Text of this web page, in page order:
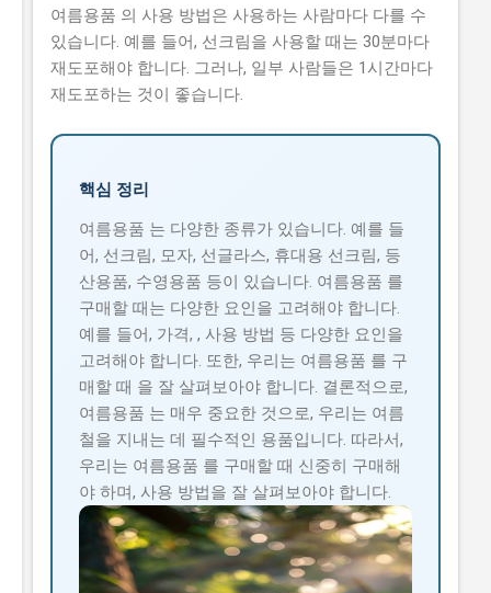
여름용품 의 사용 방법은 사용하는 사람마다 다를 수
있습니다. 예를 들어, 선크림을 사용할 때는 30분마다
재도포해야 합니다. 그러나, 일부 사람들은 1시간마다
재도포하는 것이 좋습니다.
핵심 정리
여름용품 는 다양한 종류가 있습니다. 예를 들
어, 선크림, 모자, 선글라스, 휴대용 선크림, 등
산용품, 수영용품 등이 있습니다. 여름용품 를
구매할 때는 다양한 요인을 고려해야 합니다.
예를 들어, 가격, , 사용 방법 등 다양한 요인을
고려해야 합니다. 또한, 우리는 여름용품 를 구
매할 때 을 잘 살펴보아야 합니다. 결론적으로,
여름용품 는 매우 중요한 것으로, 우리는 여름
철을 지내는 데 필수적인 용품입니다. 따라서,
우리는 여름용품 를 구매할 때 신중히 구매해
야 하며, 사용 방법을 잘 살펴보아야 합니다.